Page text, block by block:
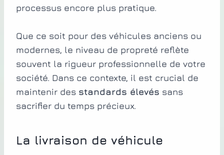
processus encore plus pratique.
Que ce soit pour des véhicules anciens ou
modernes, le niveau de propreté reflète
souvent la rigueur professionnelle de votre
société. Dans ce contexte, il est crucial de
maintenir des standards élevés sans
sacrifier du temps précieux.
La livraison de véhicule